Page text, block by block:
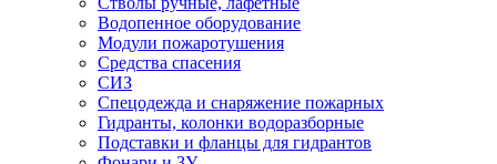
Водопенное оборудование
Модули пожаротушения
Средства спасения
СИЗ
Спецодежда и снаряжение пожарных
Гидранты, колонки водоразборные
Подставки и фланцы для гидрантов